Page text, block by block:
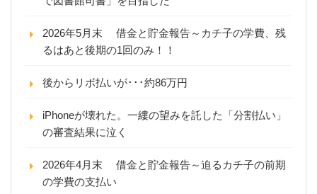
2026年5月末 借金と貯金報告～カチ子の学費、残
るはあと後期の1回のみ！！
後からリボ払いが･･･約86万円
iPhoneが壊れた。一縷の望みを託した「分割払い」
の審査結果に泣く
2026年4月末 借金と貯金報告～迫るカチ子の前期
の学費の支払い